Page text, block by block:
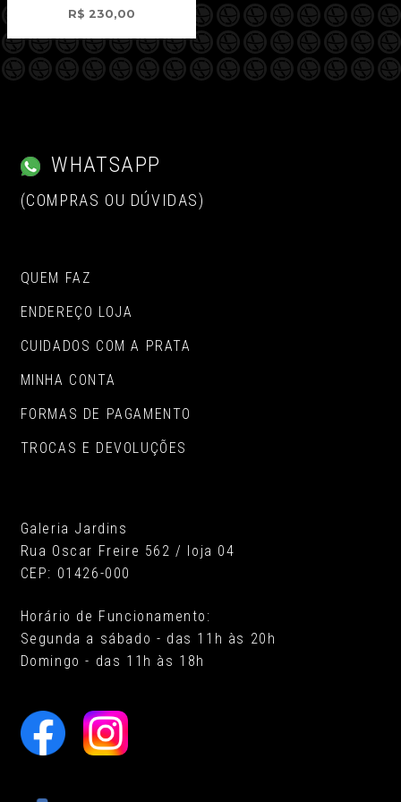
R$ 230,00
WHATSAPP
(COMPRAS OU DÚVIDAS)
QUEM FAZ
ENDEREÇO LOJA
CUIDADOS COM A PRATA
MINHA CONTA
FORMAS DE PAGAMENTO
TROCAS E DEVOLUÇÕES
Galeria Jardins
Rua Oscar Freire 562 / loja 04
CEP: 01426-000
Horário de Funcionamento:
Segunda a sábado - das 11h às 20h
Domingo - das 11h às 18h